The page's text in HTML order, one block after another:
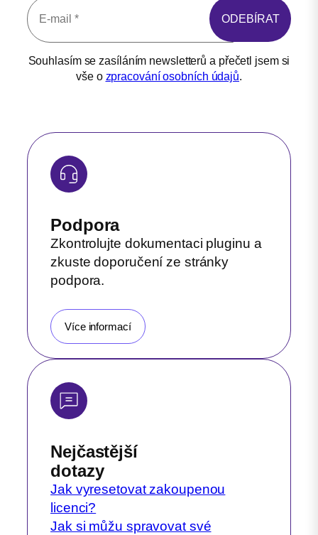
Souhlasím se zasíláním newsletterů a přečetl jsem si
vše o zpracování osobních údajů.
Podpora
Zkontrolujte dokumentaci pluginu a
zkuste doporučení ze stránky
podpora.
Více informací
Nejčastější
dotazy
Jak vyresetovat zakoupenou
licenci?
Jak si můžu spravovat své